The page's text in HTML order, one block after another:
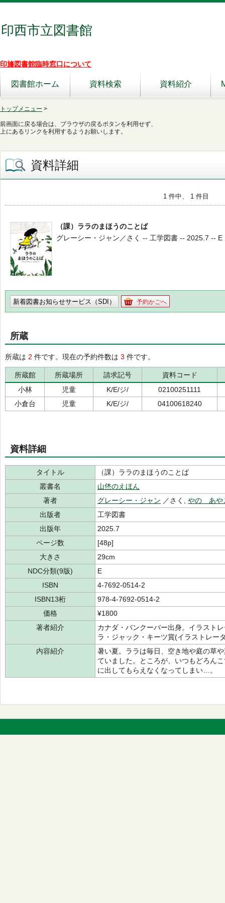
印西市立図書館
印旛図書館臨時窓口について
図書館ホーム 資料検索 資料紹介
トップメニュー >
前画面に戻る場合は、ブラウザの戻るボタンを利用せず、
上にあるリンクを利用するようお願いします。
資料詳細
1 件中、 1 件目
（課）ララのまほうのことば
グレーシー・ジャン／さく -- 工学図書 -- 2025.7 -- E
新着図書お知らせサービス（SDI） 予約かごへ
所蔵
所蔵は 2 件です。現在の予約件数は 3 件です。
所蔵館 所蔵場所 請求記号
資料コード
小林
児童 K/E/ジ/
02100251111
小倉台
児童 K/E/ジ/ 04100618240
資料詳細
タイトル
（課）ララのまほうのことば
叢書名
山烋のえほん
著者
グレーシー・ジャン ／さく, やの あや
出版者
工学図書
出版年
2025.7
ページ数
[48p]
大きさ
29cm
NDC分類(9版)
E
ISBN
4-7692-0514-2
ISBN13桁
978-4-7692-0514-2
価格
¥1800
著者紹介
カナダ・バンクーバー出身。イラスト
ラ・ジャック・キーツ賞(イラストレー
内容紹介
暑い夏。ララは毎日、空き地や庭の草
ていました。ところが、いつもどろん
に出してもらえなくなってしまい…。